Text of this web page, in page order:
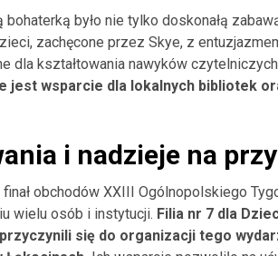
bohaterką było nie tylko doskonałą
zachęcone przez Skye, z
dla kształtowania nawyków czytelniczych
jest wsparcie dla lokalnych bibliotek
i nadzieje na
obchodów XXIII Ogólnopolskiego
wielu osób i instytucji. Filia nr 7 dla
się do organizacji tego